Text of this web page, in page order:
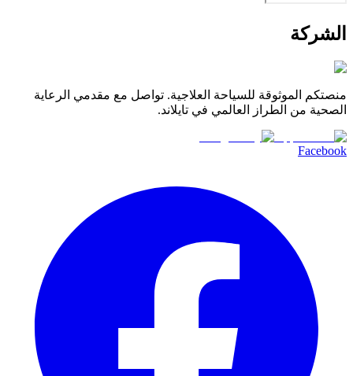
الشركة
منصتكم الموثوقة للسياحة العلاجية. تواصل مع مقدمي الرعاية
الصحية من الطراز العالمي في تايلاند.
Facebook